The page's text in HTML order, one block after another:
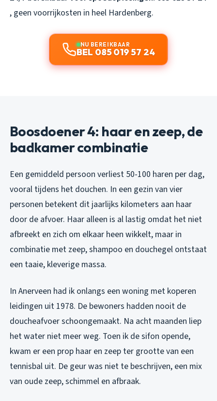
, geen voorrijkosten in heel Hardenberg.
NU BEREIKBAAR
BEL 085 019 57 24
Boosdoener 4: haar en zeep, de
badkamer combinatie
Een gemiddeld persoon verliest 50-100 haren per dag,
vooral tijdens het douchen. In een gezin van vier
personen betekent dit jaarlijks kilometers aan haar
door de afvoer. Haar alleen is al lastig omdat het niet
afbreekt en zich om elkaar heen wikkelt, maar in
combinatie met zeep, shampoo en douchegel ontstaat
een taaie, kleverige massa.
In Anerveen had ik onlangs een woning met koperen
leidingen uit 1978. De bewoners hadden nooit de
doucheafvoer schoongemaakt. Na acht maanden liep
het water niet meer weg. Toen ik de sifon opende,
kwam er een prop haar en zeep ter grootte van een
tennisbal uit. De geur was niet te beschrijven, een mix
van oude zeep, schimmel en afbraak.